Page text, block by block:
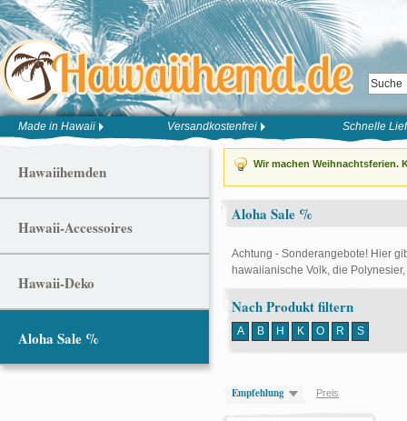
Made in Hawaii Versandkostenfrei Schnelle
Wir machen Weihnachtsferien.
Aloha Sale %
Achtung - Sonderangebote! Hier
hawaiianische Volk, die
Nach Produkt filtern
A B H K O R S
Empfehlung Preis
Hawaiihemden
Hawaii-Accessoires
Hawaii-Deko
Aloha Sale %